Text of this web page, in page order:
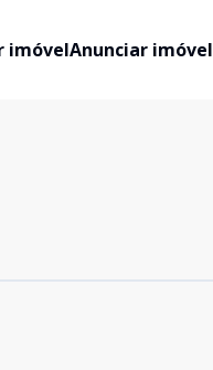
imóvelAnunciar imóvel